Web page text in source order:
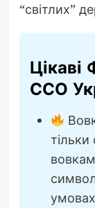
“світлих”
ССО